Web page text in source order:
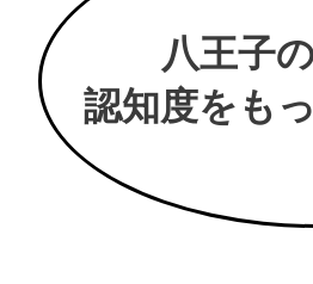
八王子
認知度をも